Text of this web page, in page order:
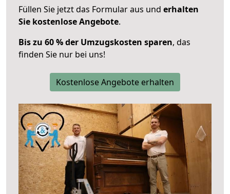
Füllen Sie jetzt das Formular aus und erhalten
Sie kostenlose Angebote.
Bis zu 60 % der Umzugskosten sparen, das
finden Sie nur bei uns!
Kostenlose Angebote erhalten